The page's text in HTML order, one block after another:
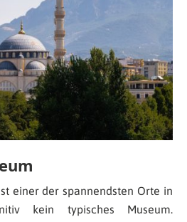
einer der spannendsten Orte in
kein typisches Museum.